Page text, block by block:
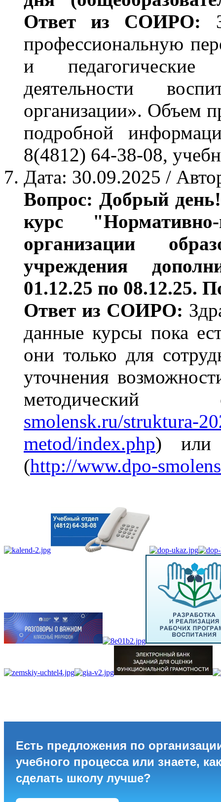
Ответ из СОИРО:
профессиональную
и педагогические
деятельности
организации». Объем
подробной
8(4812) 64-38-08,
Дата: 30.09.2025 /
Вопрос: Добрый день!
курс
организации
учреждения
01.12.25 по 08.12.25.
Ответ из СОИРО:
данные курсы пока
они только для
уточнения
smolensk.ru/struktura-
metod/index.php) или
(http://www.dpo-
Есть предложения по
учебного процесса или знаете, как
сделать школу лучше?